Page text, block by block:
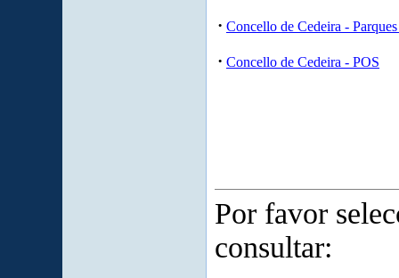
· Concello de Cedeira -
· Concello de Cedeira - POS
Por favor
consultar: